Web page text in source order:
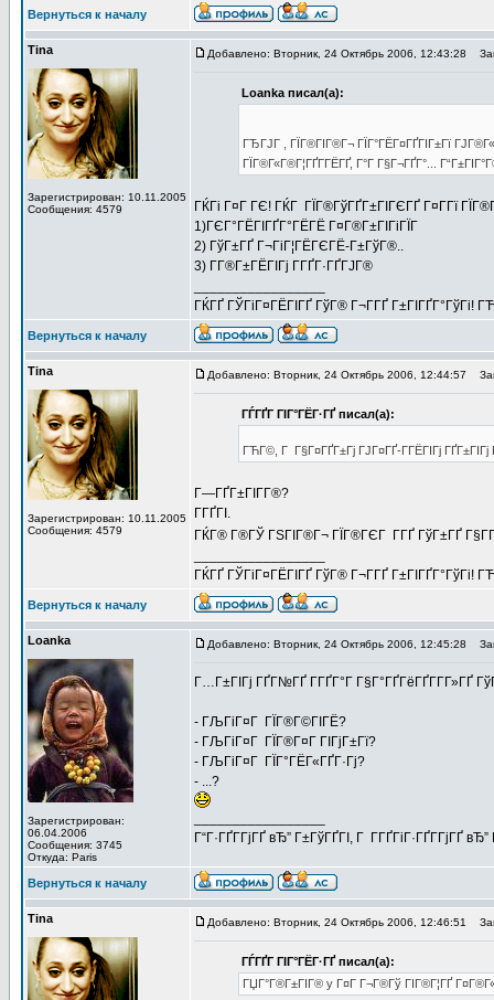
Вернуться к началу
Tina
Зарегистрирован: 10.11.2005
Сообщения: 4579
Добавлено: Вторник, 24 Октябрь 2006, 12:43:28
Loanka писал(а):
ГЂГЈГ , ГЇГ®ГІГ®Г¬ ГЇГ°ГЁГ¤ГҐГІГ±Гї
ГЇГ®Г«Г®Г¦ГҐГ­ГЁГҐ, Г°Г Г§Г¬ГҐГ°...
ГЌГі Г¤Г ГЄ! ГЌГ ГЇГ®ГўГҐГ±ГІГЄГҐ Г¤Г­Гї
1)ГЄГ°ГЁГІГҐГ°ГЁГЁ Г¤Г®Г±ГІГіГЇГ
2) ГўГ±ГҐ Г¬ГіГ¦ГЁГЄГЁ-Г±ГўГ®..
3) Г­Г®Г±ГЁГІГј Г­ГҐГ·ГҐГЈГ®
ГЌГҐ ГЎГіГ¤ГЁГІГҐ ГўГ® Г¬Г­ГҐ Г±ГІГҐГ°ГўГі!
Вернуться к началу
Tina
Зарегистрирован: 10.11.2005
Сообщения: 4579
Добавлено: Вторник, 24 Октябрь 2006, 12:44:57
ГЃГҐГ ГІГ°ГЁГ·ГҐ писал(а):
ГЋГ©, Г Г§Г¤ГҐГ±Гј ГЈГ¤ГҐ-Г­ГЁГІГј
Г—ГҐГ±ГІГ­Г®?
Г­ГҐГІ.
ГЌГ® Г®ГЎ ГЅГІГ®Г¬ ГЇГ®ГЄГ Г­ГҐ ГўГ±ГҐ
ГЌГҐ ГЎГіГ¤ГЁГІГҐ ГўГ® Г¬Г­ГҐ Г±ГІГҐГ°ГўГі!
Вернуться к началу
Loanka
Зарегистрирован:
06.04.2006
Сообщения: 3745
Откуда: Paris
Добавлено: Вторник, 24 Октябрь 2006, 12:45:28
Г…Г±ГІГј ГҐГ№ГҐ Г­ГҐГ°Г Г§Г°ГҐГёГҐГ­Г­Г»ГҐ
- ГЉГіГ¤Г ГЇГ®Г©ГІГЁ?
- ГЉГіГ¤Г ГЇГ®Г¤Г ГІГјГ±Гї?
- ГЉГіГ¤Г ГЇГ°ГЁГ«ГҐГ·Гј?
- ...?
Г“Г·ГҐГ­ГјГҐ вЂ” Г±ГўГҐГІ, Г Г­ГҐГіГ·ГҐГ­ГјГҐ
Вернуться к началу
Tina Добавлено: Вторник, 24 Октябрь 2006, 12:46:51
ГЃГҐГ ГІГ°ГЁГ·ГҐ писал(а):
ГЏГ°Г®Г±ГІГ® y Г¤Г Г¬Г®Гў ГІГ®Г¦ГҐ